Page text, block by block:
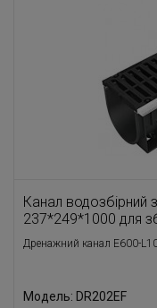
Канал
237*249*1000 для
Дренажний канал E600-
Модель: DR202EF